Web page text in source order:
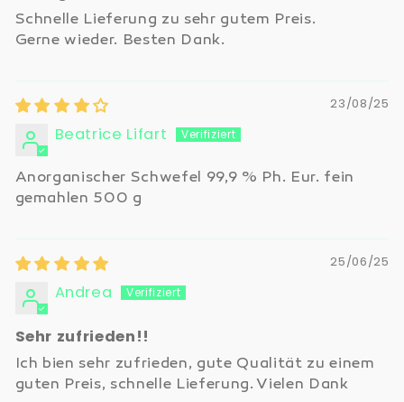
Schnelle Lieferung zu sehr gutem Preis.
Gerne wieder. Besten Dank.
23/08/25
Beatrice Lifart
Anorganischer Schwefel 99,9 % Ph. Eur. fein
gemahlen 500 g
25/06/25
Andrea
Sehr zufrieden!!
Ich bien sehr zufrieden, gute Qualität zu einem
guten Preis, schnelle Lieferung. Vielen Dank